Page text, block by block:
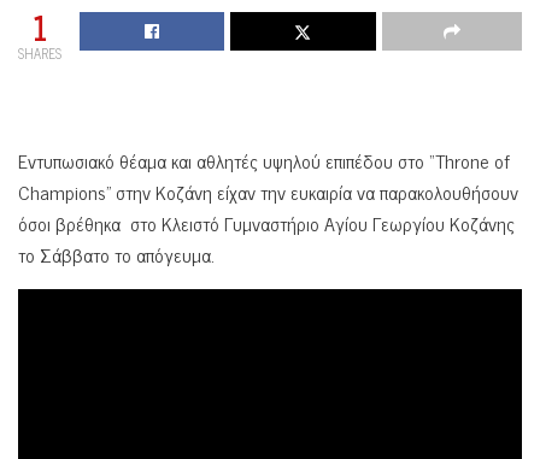
1
SHARES
Εντυπωσιακό θέαμα και αθλητές υψηλού επιπέδου στο “Throne of
Champions” στην Κοζάνη είχαν την ευκαιρία να παρακολουθήσουν
όσοι βρέθηκα στο Κλειστό Γυμναστήριο Αγίου Γεωργίου Κοζάνης
το Σάββατο το απόγευμα.